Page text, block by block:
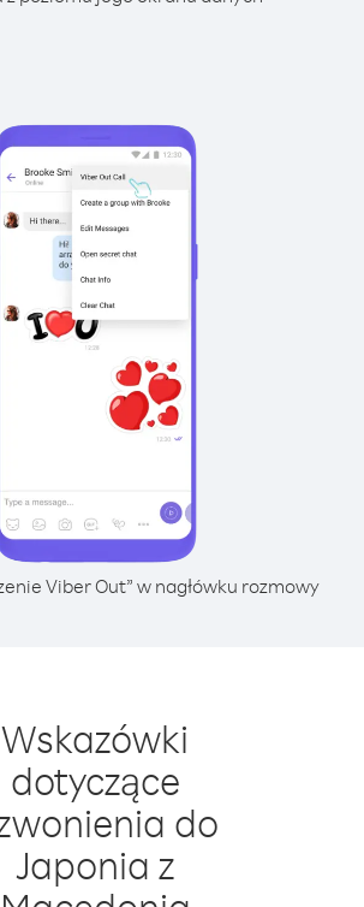
Viber Out” w nagłówku rozmowy
Wskazówki
dotyczące
do
Japonia z